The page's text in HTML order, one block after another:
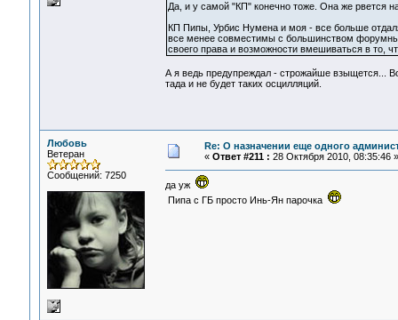
Да, и у самой "КП" конечно тоже. Она же рвется
КП Пипы, Урбис Нумена и моя - все больше
все менее совместимы с большинством
своего права и возможности вмешиваться в то,
А я ведь предупреждал - строжайше взыщется...
тада и не будет таких осцилляций.
Любовь
Ветеран
Сообщений: 7250
Re: О назначении еще одного
« Ответ #211 : 28 Октября 2010, 08:35:46 »
да уж
Пипа с ГБ просто Инь-Ян парочка